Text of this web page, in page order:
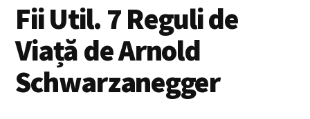
Fii Util. 7 Reguli de
Viață de Arnold
Schwarzanegger